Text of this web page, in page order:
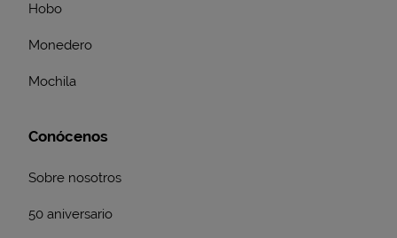
Hobo
Monedero
Mochila
Conócenos
Sobre nosotros
50 aniversario